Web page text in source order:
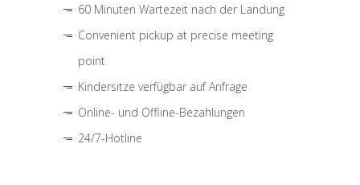
60 Minuten Wartezeit nach der Landung
Convenient pickup at precise meeting
point
Kindersitze verfügbar auf Anfrage
Online- und Offline-Bezahlungen
24/7-Hotline